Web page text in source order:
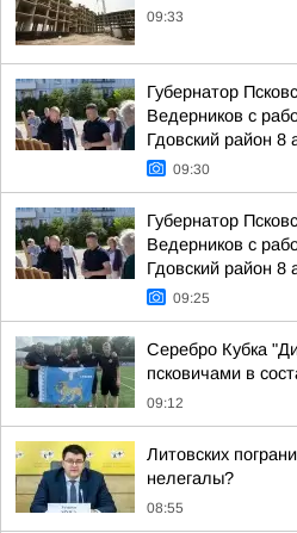
09:33
Губернатор
Ведерников с
Гдовский район 8
09:30
Губернатор
Ведерников с
Гдовский район 8
09:25
Серебро Кубка
псковичами в
09:12
Литовских
нелегалы?
08:55